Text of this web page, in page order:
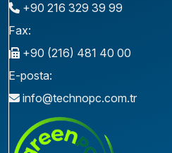
+90 216 329 39 99
Fax:
+90 (216) 481 40 00
E-posta:
info@technopc.com.tr